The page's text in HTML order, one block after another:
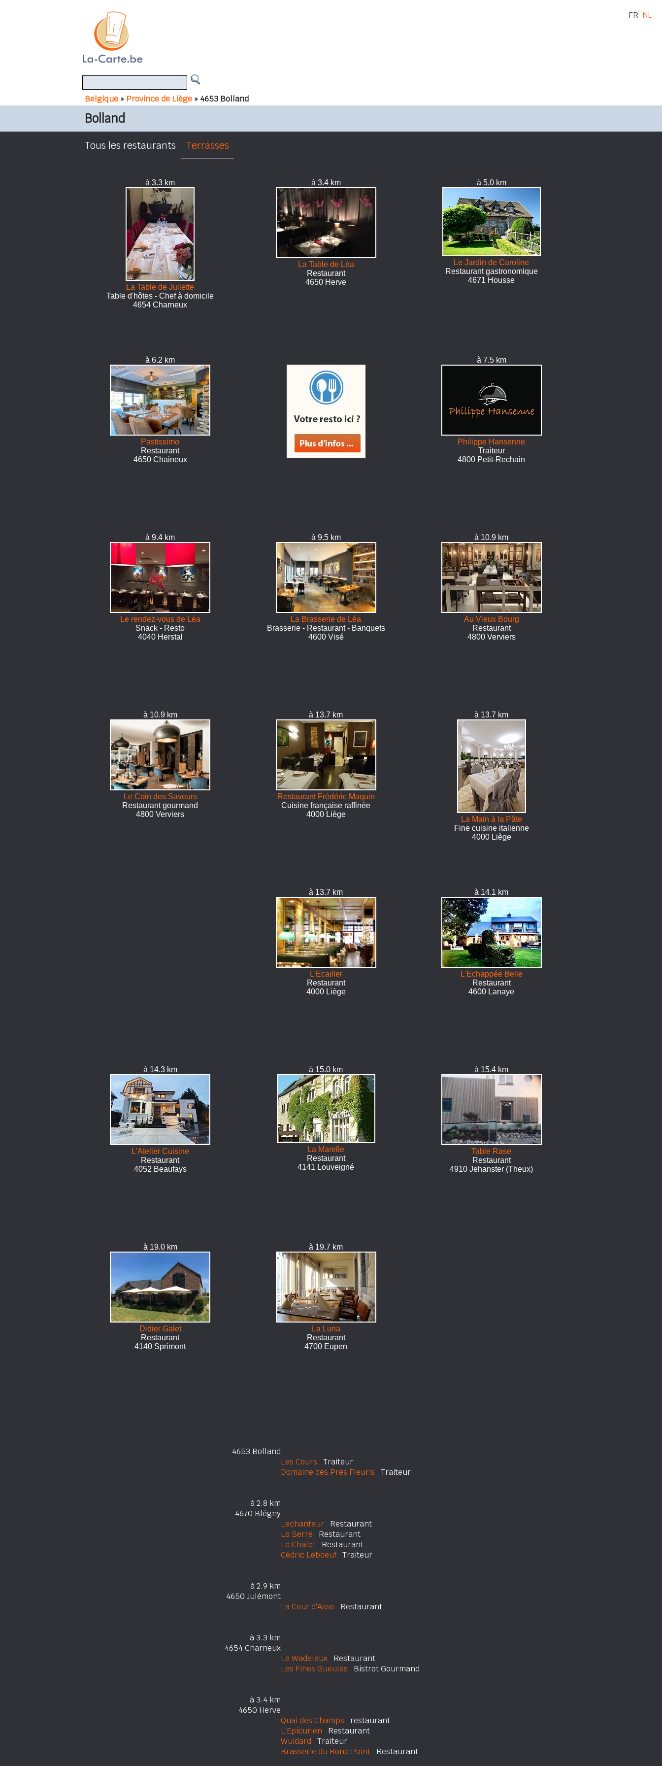
Belgique » Province de Liège » 4653 Bolland
FR NL
Bolland
Tous les restaurants Terrasses
à 3.3 km
La Table de Juliette
Table d'hôtes - Chef à domicile
4654 Charneux
à 3.4 km
La Table de Léa
Restaurant
4650 Herve
à 5.0 km
Le Jardin de Caroline
Restaurant gastronomique
4671 Housse
à 6.2 km
Pastissimo
Restaurant
4650 Chaineux
à 7.5 km
Philippe Hansenne
Traiteur
4800 Petit-Rechain
à 9.4 km
Le rendez-vous de Léa
Snack - Resto
4040 Herstal
à 9.5 km
La Brasserie de Léa
Brasserie - Restaurant - Banquets
4600 Visé
à 10.9 km
Au Vieux Bourg
Restaurant
4800 Verviers
à 10.9 km
Le Coin des Saveurs
Restaurant gourmand
4800 Verviers
à 13.7 km
Restaurant Frédéric Maquin
Cuisine française raffinée
4000 Liège
à 13.7 km
La Main à la Pâte
Fine cuisine italienne
4000 Liège
à 13.7 km
L'Ecailler
Restaurant
4000 Liège
à 14.1 km
L'Echappée Belle
Restaurant
4600 Lanaye
à 14.3 km
L'Atelier Cuisine
Restaurant
4052 Beaufays
à 15.0 km
La Marelle
Restaurant
4141 Louveigné
à 15.4 km
Table Rase
Restaurant
4910 Jehanster (Theux)
à 19.0 km
Didier Galet
Restaurant
4140 Sprimont
à 19.7 km
La Luna
Restaurant
4700 Eupen
4653 Bolland
Les Cours Traiteur
Domaine des Prés Fleuris Traiteur
à 2.8 km
4670 Blégny
Lechanteur Restaurant
La Serre Restaurant
Le Chalet Restaurant
Cédric LeboeufTraiteur
à 2.9 km
4650 Julémont
La Cour d'Asse Restaurant
à 3.3 km
4654 Charneux
Le Wadeleux Restaurant
Les Fines Gueules Bistrot Gourmand
à 3.4 km
4650 Herve
Quai des Champs restaurant
L'Epicurien Restaurant
Wuidard Traiteur
Brasserie du Rond Point Restaurant